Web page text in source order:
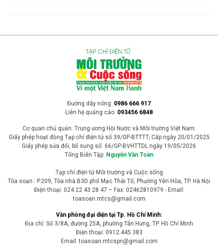
Đường dây nóng: 0986 666 917
Liên hệ quảng cáo: 093456 6848
Cơ quan chủ quản: Trung ương Hội Nước và Môi trường Việt Nam.
Giấy phép hoạt động Tạp chí điện tử số 39/GP-BTTTT; Cấp ngày 20/01/2025
Giấy phép sửa đổi, bổ sung số: 66/GP-BVHTTDL ngày 19/05/2026
Tổng Biên Tập: Nguyễn Văn Toàn
Tạp chí điện tử Môi trường và Cuộc sống
Tòa soạn : P.209, Tòa nhà B3D phố Mạc Thái Tổ, Phường Yên Hòa, TP. Hà Nội
Điện thoại: 024 22 43 28 47 – Fax: 02462810979 - Email:
toasoan.mtcs@gmail.com
Văn phòng đại diện tại Tp. Hồ Chí Minh:
Địa chỉ: Số 3/8A, đường 25A, phường Tân Hưng, TP. Hồ Chí Minh
Điện thoại: 0912.445.383
Email: toasoan.mtcspn@gmail.com